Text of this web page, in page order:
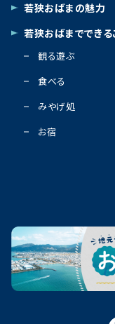
若狭おばまの魅力
若狭おばまでできる
観る遊ぶ
食べる
みやげ処
お宿